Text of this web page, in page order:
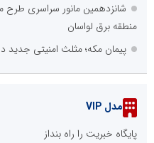
شانزدهمین مانور سراسری طرح
منطقه برق لواسان
پیمان مکه؛ مثلث امنیتی جدید
مدل VIP
پایگاه خبریت را راه بنداز